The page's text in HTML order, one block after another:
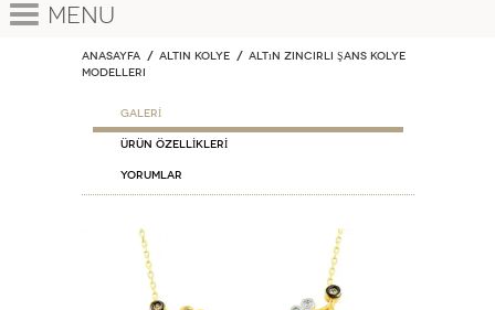
Menu
Anasayfa ALTIN KOLYE
Altın Zincirli Şans Kolye
Modelleri
GALERİ
ÜRÜN ÖZELLİKLERİ
Yorumlar